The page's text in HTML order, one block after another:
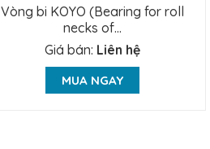
Vòng bi KOYO (Bearing for roll
necks of...
Giá bán: Liên hệ
MUA NGAY